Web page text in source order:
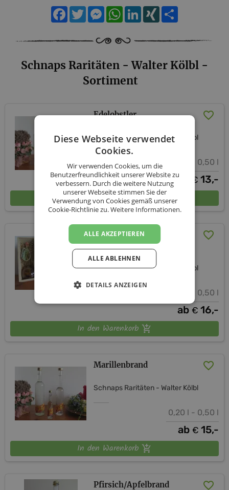
Facebook
TwitterMessengerWhatsApp
LinkedIn
XING
Schnaps Raritäten - Walter Kölbl -
Sortiment
Edelobstler
Schnaps Raritäten - Walter Kölbl
0,20 l - 0,50 l
ab € 13,-
In den Warenkorb
Edelobstler in der
Geschenkflasche
Schnaps Raritäten - Walter Kölbl
0,20 l - 0,50 l
ab € 16,-
In den Warenkorb
Marillenbrand
Schnaps Raritäten - Walter Kölbl
0,20 l - 0,50 l
ab € 15,-
In den Warenkorb
Pfirsich/Apfelbrand
Diese Webseite verwendet
Cookies.
Wir verwenden Cookies, um die
Benutzerfreundlichkeit unserer Website zu
verbessern. Durch die weitere Nutzung
unserer Webseite stimmen Sie der
Verwendung von Cookies gemäß unserer
Cookie-Richtlinie zu.Weitere Informationen.
ALLE AKZEPTIEREN
ALLE ABLEHNEN
DETAILS ANZEIGEN